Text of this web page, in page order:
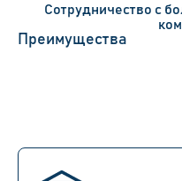
Сотрудничество с
Преимущества